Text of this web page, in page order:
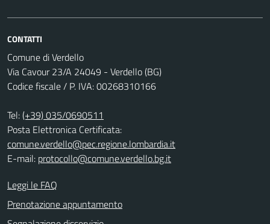
CONTATTI
Comune di Verdello
Via Cavour 23/A 24049 - Verdello (BG)
Codice fiscale / P. IVA: 00268310166
Tel:(+39) 035/0690511
Posta Elettronica Certificata:
comune.verdello@pec.regione.lombardia.it
E-mail: protocollo@comune.verdello.bg.it
Leggi le FAQ
Prenotazione appuntamento